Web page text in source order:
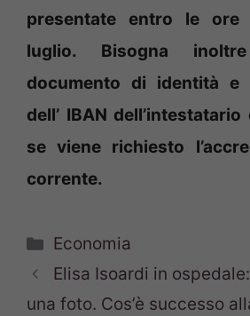
presentate entro le
luglio. Bisogna
documento di identità e
dell’ IBAN
se viene richiesto
corrente.
Categorie
Economia
Elisa Isoardi in
una foto. Cos’è successo